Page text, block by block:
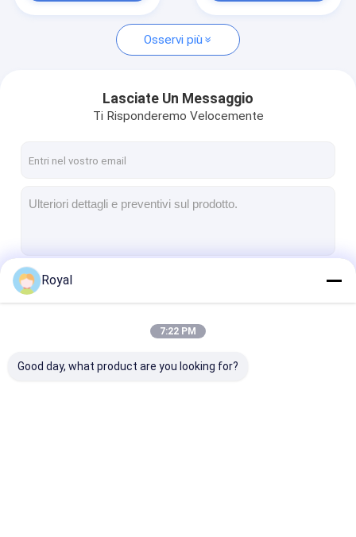
Pergola Louvered di alluminio
Pergola in tessuto trasportabile
Tenda ritrattabile
Carport per giardini
Pergola di lamina di alluminio aggiornata
Accessori della tenda
Osservi più
Lasciate Un Messaggio
Ti Risponderemo Velocemente
Royal
7:22 PM
Good day, what product are you looking for?